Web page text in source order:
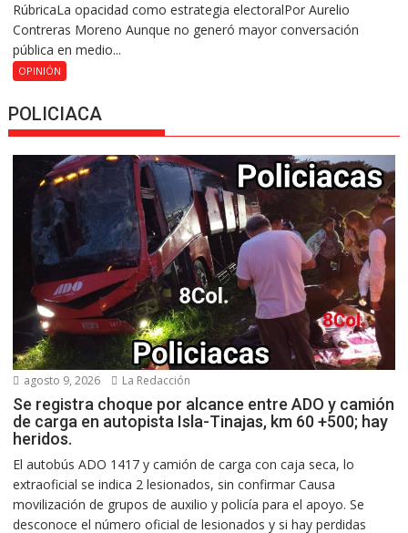
RúbricaLa opacidad como estrategia electoralPor Aurelio
Contreras Moreno Aunque no generó mayor conversación
pública en medio...
OPINIÓN
POLICIACA
agosto 9, 2026 La Redacción
Se registra choque por alcance entre ADO y camión
de carga en autopista Isla-Tinajas, km 60 +500; hay
heridos.
El autobús ADO 1417 y camión de carga con caja seca, lo
extraoficial se indica 2 lesionados, sin confirmar Causa
movilización de grupos de auxilio y policía para el apoyo. Se
desconoce el número oficial de lesionados y si hay perdidas